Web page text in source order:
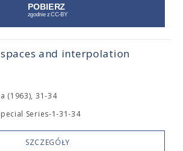
and interpolation
(1963), 31-34
Series-1-31-34
SZCZEGÓŁY